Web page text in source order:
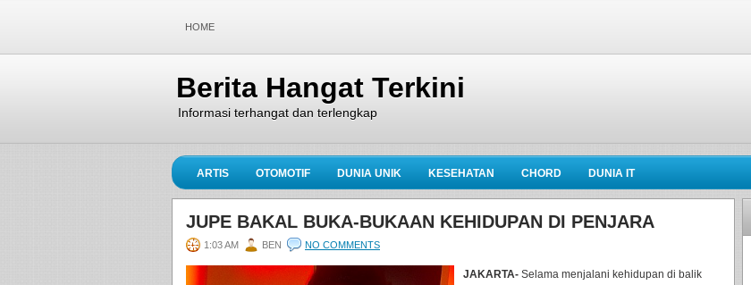
HOME
Berita Hangat Terkini
Informasi terhangat dan terlengkap
ARTIS OTOMOTIF DUNIA UNIK KESEHATAN CHORD DUNIA IT
JUPE BAKAL BUKA-BUKAAN KEHIDUPAN DI PENJARA
1:03 AM BEN NO COMMENTS
JAKARTA- Selama menjalani kehidupan di balik